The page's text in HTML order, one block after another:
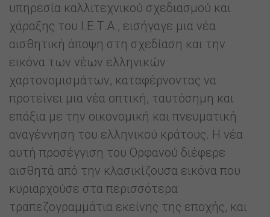
υπηρεσία καλλιτεχνικού σχεδιασμού και
χάραξης του Ι.Ε.Τ.Α., εισήγαγε μια νέα
αισθητική άποψη στη σχεδίαση και την
εικόνα των νέων ελληνικών
χαρτονομισμάτων, καταφέρνοντας να
προτείνει μια νέα οπτική, ταυτόσημη και
επάξια με την οικονομική και πνευματική
αναγέννηση του ελληνικού κράτους. Η νέα
αυτή προσέγγιση του Ορφανού διέφερε
αισθητά από την κλασικίζουσα εικόνα που
κυριαρχούσε στα περισσότερα
τραπεζογραμμάτια εκείνης της εποχής, και